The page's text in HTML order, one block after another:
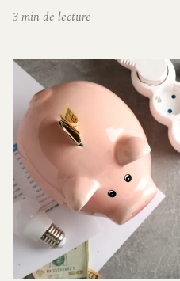
3 min de lecture